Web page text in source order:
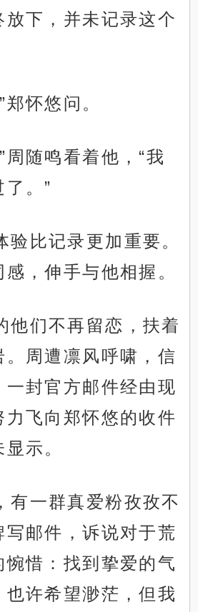
放下，并未记录这个
怀悠问。
周随鸣看着他，“我
。”
验比记录更加重要。
，伸手与他相握。
他们不再留恋，扶着
。周遭凛风呼啸，信
一封官方邮件经由现
力飞向郑怀悠的收件
示。
有一群真爱粉孜孜不
邮件，诉说对于荒
惋惜：找到挚爱的气
也许希望渺茫，但我